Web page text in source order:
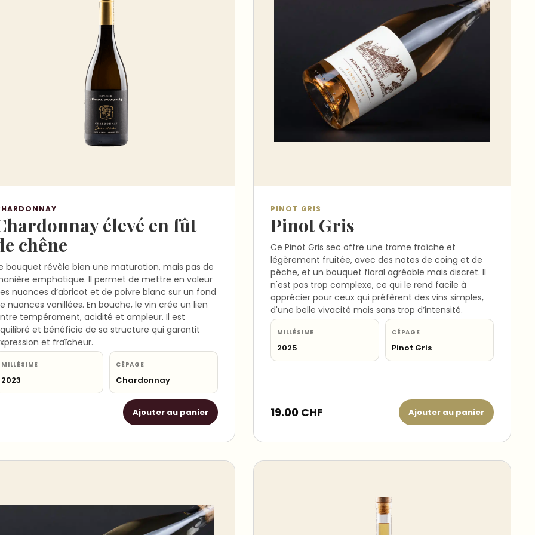
élevé en fût
chêne
bouquet révèle bien une maturation, mais pas de
emphatique. Il permet de mettre en valeur
nuances d’abricot et de poivre blanc sur un fond
nuances vanillées. En bouche, le vin crée un lien
tempérament, acidité et ampleur. Il est
et bénéficie de sa structure qui garantit
et fraîcheur.
MILLÉSIME
2023
CÉPAGE
Chardonnay
Ajouter au panier
PINOT GRIS
Pinot Gris
Ce Pinot Gris sec offre une trame fraîche et
légèrement fruitée, avec des notes de coing et de
pêche, et un bouquet floral agréable mais discret. Il
n'est pas trop complexe, ce qui le rend facile à
apprécier pour ceux qui préfèrent des vins simples,
d'une belle vivacité mais sans trop d’intensité.
MILLÉSIME
2025
CÉPAGE
Pinot Gris
19.00 CHF Ajouter au panier